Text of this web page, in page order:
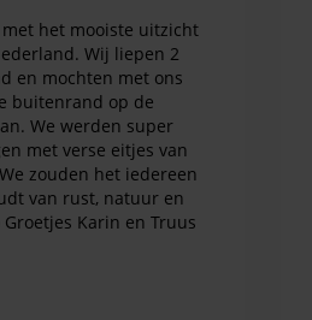
het mooiste uitzicht
Wij liepen 2
en mochten met ons
buitenrand op de
We werden super
met verse eitjes van
zouden het iedereen
van rust, natuur en
Karin en Truus